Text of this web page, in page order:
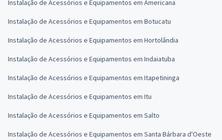
Instalação de Acessórios e Equipamentos em Americana
Instalação de Acessórios e Equipamentos em Botucatu
Instalação de Acessórios e Equipamentos em Hortolândia
Instalação de Acessórios e Equipamentos em Indaiatuba
Instalação de Acessórios e Equipamentos em Itapetininga
Instalação de Acessórios e Equipamentos em Itu
Instalação de Acessórios e Equipamentos em Salto
Instalação de Acessórios e Equipamentos em Santa Bárbara d'Oeste